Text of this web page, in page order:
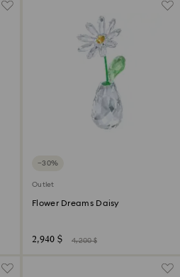
−30%
Outlet
Flower Dreams Daisy
2,940 $ 4,200 $